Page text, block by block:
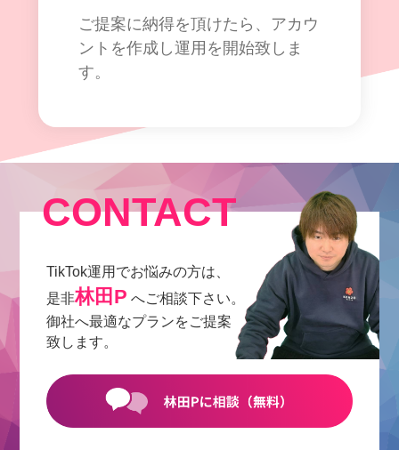
ご提案に納得を頂けたら、アカウ
ントを作成し運用を開始致しま
す。
CONTACT
TikTok運用でお悩みの方は、
是非林田P へご相談下さい。
御社へ最適なプランをご提案
致します。